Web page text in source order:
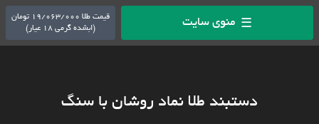
☰ منوی سایت
قیمت طلا 19/063/000 تومان
(ابشده گرمی 18 عیار)
دستبند طلا نماد روشان با سنگ